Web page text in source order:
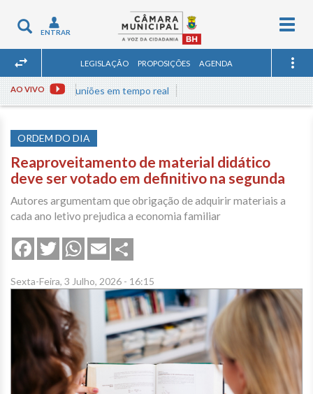
Toggle
navigation
ENTRAR
LEGISLAÇÃO PROPOSIÇÕES AGENDA
AO VIVO
Assista às reuniões em tempo real
ORDEM DO DIA
Reaproveitamento de material didático
deve ser votado em definitivo na segunda
Autores argumentam que obrigação de adquirir materiais a
cada ano letivo prejudica a economia familiar
FacebookTwitterWhatsApp
Email
Sexta-Feira, 3 Julho, 2026 - 16:15